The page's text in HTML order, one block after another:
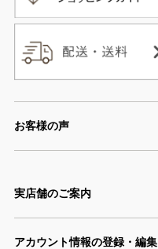
お客様の声
実店舗のご案内
アカウント情報の登録・編集